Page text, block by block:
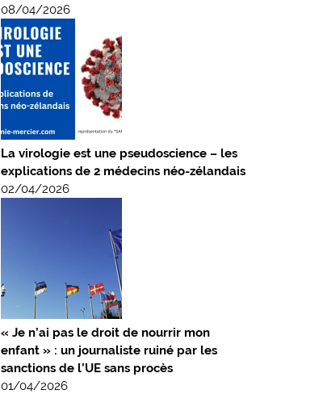
08/04/2026
La virologie est une pseudoscience – les
explications de 2 médecins néo-zélandais
02/04/2026
« Je n’ai pas le droit de nourrir mon
enfant » : un journaliste ruiné par les
sanctions de l’UE sans procès
01/04/2026